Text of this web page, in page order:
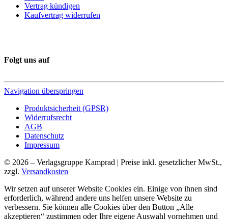
Vertrag kündigen
Kaufvertrag widerrufen
Folgt uns auf
Navigation überspringen
Produktsicherheit (GPSR)
Widerrufsrecht
AGB
Datenschutz
Impressum
© 2026 – Verlagsgruppe Kamprad | Preise inkl. gesetzlicher MwSt.,
zzgl. Versandkosten
Wir setzen auf unserer Website Cookies ein. Einige von ihnen sind
erforderlich, während andere uns helfen unsere Website zu
verbessern. Sie können alle Cookies über den Button „Alle
akzeptieren“ zustimmen oder Ihre eigene Auswahl vornehmen und